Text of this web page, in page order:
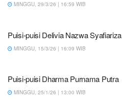
MINGGU, 29/3/26 | 16:59 WIB
Puisi-puisi Delivia Nazwa Syafiariza
MINGGU, 15/3/26 | 16:09 WIB
Puisi-puisi Dharma Purnama Putra
MINGGU, 25/1/26 | 13:00 WIB